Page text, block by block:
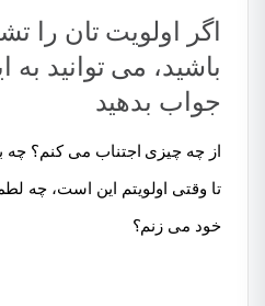
اگر اولویت تان را
باشید، می توانید
جواب بدهید
از چه چیزی اجتناب می کنم؟ چه
تا وقتی اولویتم این است، چه
خود می زنم؟